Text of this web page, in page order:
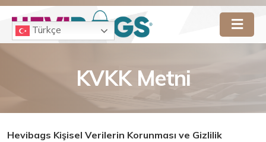
Türkçe
KVKK Metni
Hevibags Kişisel Verilerin Korunması ve Gizlilik